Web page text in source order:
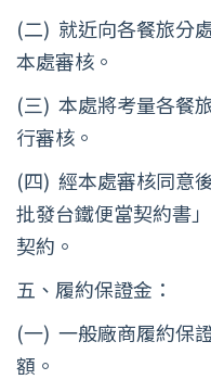
(二) 就近向各餐旅分
本處審核。
(三) 本處將考量各餐
行審核。
(四) 經本處審核同意
批發台鐵便當契約書
契約。
五、履約保證金：
(一) 一般廠商履約保
額。